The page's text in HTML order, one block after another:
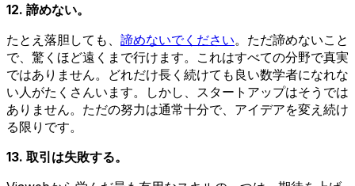
12. 諦めない。
たとえ落胆しても、 諦めないでください。ただ諦めないこと
で、驚くほど遠くまで行けます。これはすべての分野で真実
ではありません。どれだけ長く続けても良い数学者になれな
い人がたくさんいます。しかし、スタートアップはそうでは
ありません。ただの努力は通常十分で、アイデアを変え続け
る限りです。
13. 取引は失敗する。